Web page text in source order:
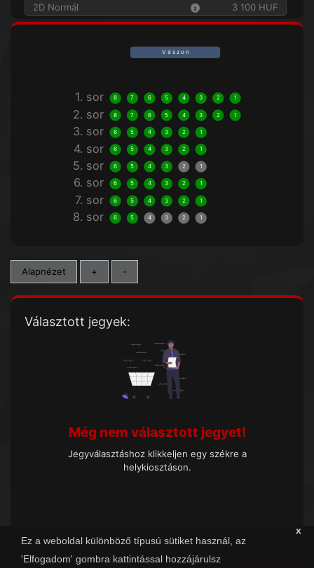
x
Ez a weboldal különböző típusú sütiket használ, az
'Elfogadom' gombra kattintással hozzájárulsz
2D Normál
3 100 HUF
V á s z o n
1. sor 8 7 6 5 4 3 2 1
2. sor 8 7 6 5 4 3 2 1
3. sor 6 5 4 3 2 1
4. sor 6 5 4 3 2 1
5. sor 6 5 4 3 2 1
6. sor 6 5 4 3 2 1
7. sor 6 5 4 3 2 1
8. sor 6 5 4 3 2 1
Alapnézet + -
Választott jegyek:
Még nem választott jegyet!
Jegyválasztáshoz klikkeljen egy székre a
helykiosztáson.